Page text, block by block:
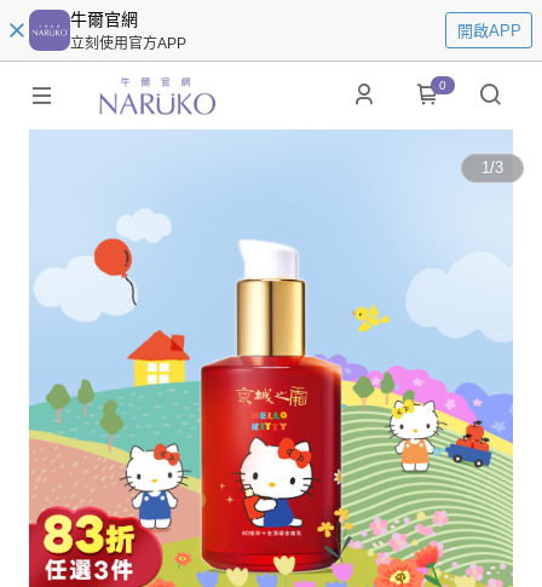
牛爾官網
立刻使用官方APP
開啟APP
0
1/3